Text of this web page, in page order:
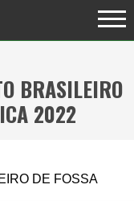
BRASILEIRO
2022
DE FOSSA